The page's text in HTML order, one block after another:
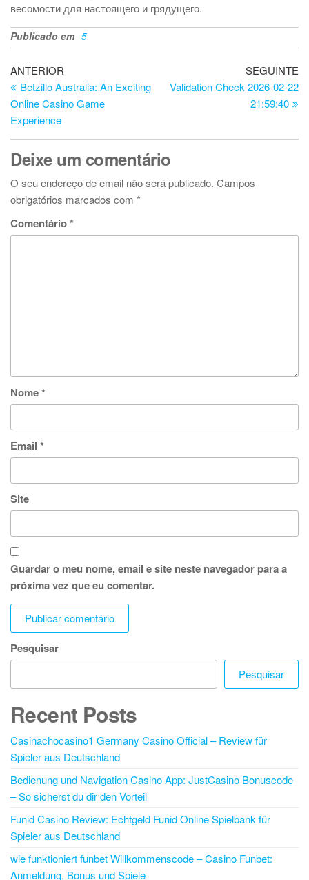
весомости для настоящего и грядущего.
Publicado em 5
Navegação
de
artigos
Artigo
anterior
ANTERIOR
Betzillo Australia: An Exciting
Online Casino Game
Experience
SEGUINTE
Validation Check 2026-02-22
21:59:40
Deixe um comentário
O seu endereço de email não será publicado. Campos
obrigatórios marcados com *
Comentário*
Nome*
Email *
Site
Guardar o meu nome, email e site neste navegador para a
próxima vez que eu comentar.
Pesquisar
Pesquisar
Recent Posts
Casinachocasino1 Germany Casino Official – Review für
Spieler aus Deutschland
Bedienung und Navigation Casino App: JustCasino Bonuscode
– So sicherst du dir den Vorteil
Funid Casino Review: Echtgeld Funid Online Spielbank für
Spieler aus Deutschland
wie funktioniert funbet Willkommenscode – Casino Funbet:
Anmeldung, Bonus und Spiele